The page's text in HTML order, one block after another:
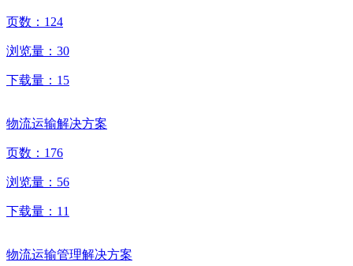
页数： 124
浏览量： 30
下载量： 15
物流运输解决方案
页数： 176
浏览量： 56
下载量： 11
物流运输管理解决方案